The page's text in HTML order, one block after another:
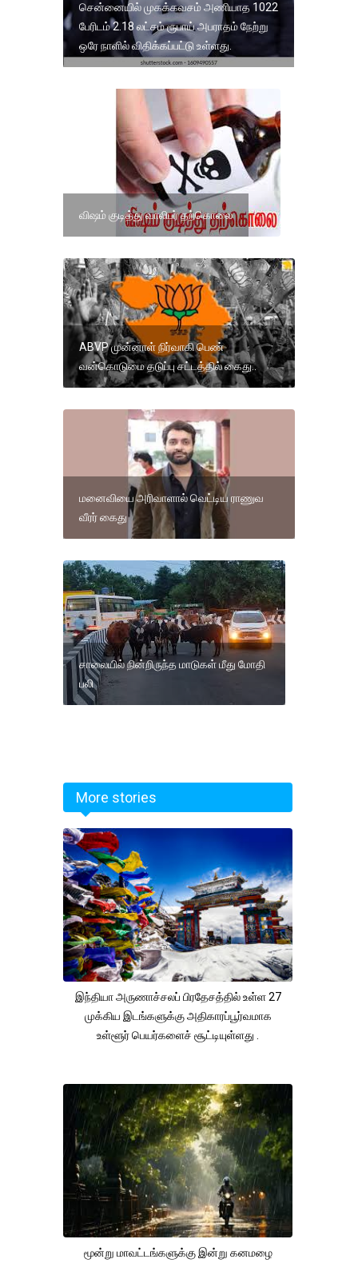
சென்னையில் முகக்கவசம் அணியாத 1022
பேரிடம் 2.18 லட்சம் ரூபாய் அபராதம் நேற்று
ஒரே நாளில் விதிக்கப்பட்டு உள்ளது.
விஷம் குடித்து வாலிபர் தற்கொலை
ABVP முன்னாள் நிர்வாகி பெண்
வன்கொடுமை தடுப்பு சட்டத்தில் கைது..
மனைவியை அரிவாளால் வெட்டிய ராணுவ
வீரர் கைது
சாலையில் நின்றிருந்த மாடுகள் மீது மோதி
பலி
More stories
இந்தியா அருணாச்சலப் பிரதேசத்தில் உள்ள 27
முக்கிய இடங்களுக்கு அதிகாரப்பூர்வமாக
உள்ளூர் பெயர்களைச் சூட்டியுள்ளது .
மூன்று மாவட்டங்களுக்கு இன்று கனமழை